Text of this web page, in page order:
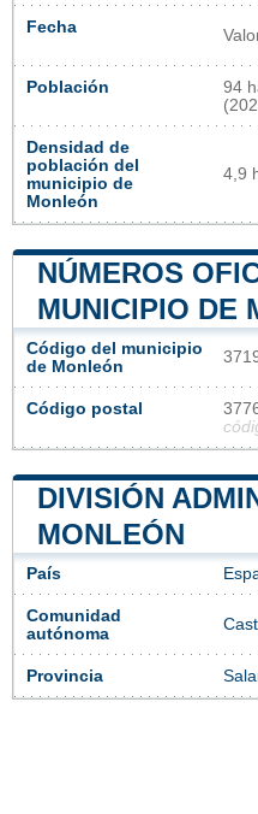
Fecha
Población
94
Densidad de
población del
municipio de
Monleón
4,9
NÚMEROS
MUNICIPIO DE
Código del municipio
de Monleón
Código postal
DIVISIÓN
MONLEÓN
País
Comunidad
autónoma
Provincia